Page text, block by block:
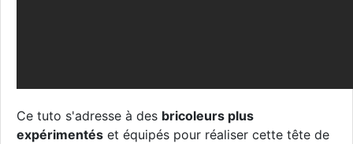
Ce tuto s'adresse à des bricoleurs plus
expérimentés et équipés pour réaliser cette tête de